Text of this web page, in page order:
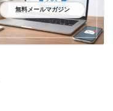
無料メールマガジン